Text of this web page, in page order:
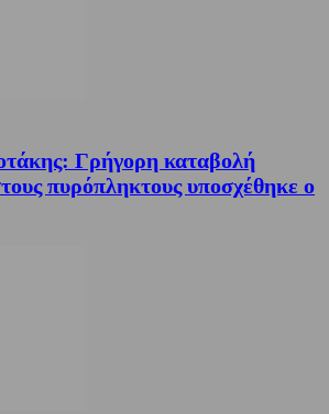
Γρήγορη καταβολή
πυρόπληκτους υποσχέθηκε ο